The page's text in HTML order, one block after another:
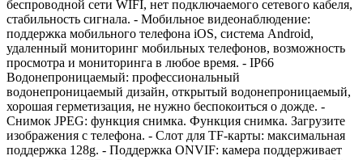
беспроводной сети WIFI, нет подключаемого сетевого кабеля,
стабильность сигнала. - Мобильное видеонаблюдение:
поддержка мобильного телефона iOS, система Android,
удаленный мониторинг мобильных телефонов, возможность
просмотра и мониторинга в любое время. - IP66
Водонепроницаемый: профессиональный
водонепроницаемый дизайн, открытый водонепроницаемый,
хорошая герметизация, не нужно беспокоиться о дожде. -
Снимок JPEG: функция снимка. Функция снимка. Загрузите
изображения с телефона. - Слот для TF-карты: максимальная
поддержка 128g. - Поддержка ONVIF: камера поддерживает